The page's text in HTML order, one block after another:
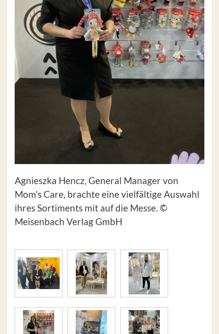
Agnieszka Hencz, General Manager von
Mom's Care, brachte eine vielfältige Auswahl
ihres Sortiments mit auf die Messe. ©
Meisenbach Verlag GmbH